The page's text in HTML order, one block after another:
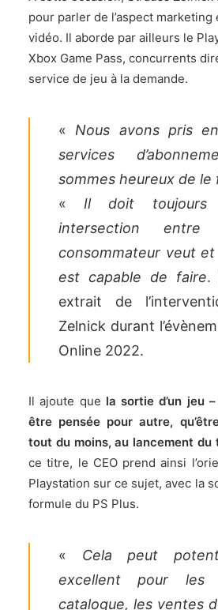
pour parler de l’aspect
vidéo. Il aborde par ailleurs le
Xbox Game Pass, concurrents
service de jeu à la demande.
« Nous avons pris
services
sommes heureux de le
« Il doit
intersection
consommateur veut et
est capable de faire.
extrait de
Zelnick durant
Online 2022.
Il ajoute que la sortie d’un jeu
être pensée pour autre,
tout du moins, au lancement du
ce titre, le CEO prend ainsi
Playstation sur ce sujet, avec la
formule du PS Plus.
« Cela peut
excellent pour les
catalogue, les ventes